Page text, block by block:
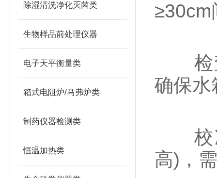
除湿清洗净化灭菌类
生物样品前处理仪器
电子天平衡量类
箱式电阻炉/马弗炉类
制药仪器检测类
恒温加热类
≥30cm
检查
确保水
校准
高)，